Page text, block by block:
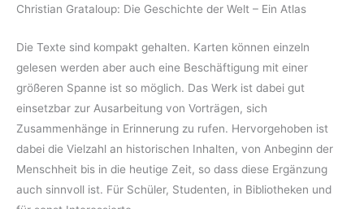
Christian Grataloup: Die Geschichte der Welt – Ein Atlas
Die Texte sind kompakt gehalten. Karten können einzeln
gelesen werden aber auch eine Beschäftigung mit einer
größeren Spanne ist so möglich. Das Werk ist dabei gut
einsetzbar zur Ausarbeitung von Vorträgen, sich
Zusammenhänge in Erinnerung zu rufen. Hervorgehoben ist
dabei die Vielzahl an historischen Inhalten, von Anbeginn der
Menschheit bis in die heutige Zeit, so dass diese Ergänzung
auch sinnvoll ist. Für Schüler, Studenten, in Bibliotheken und